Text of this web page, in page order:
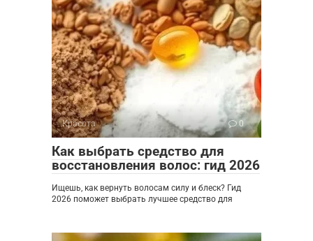
Красота 0
Как выбрать средство для
восстановления волос: гид 2026
Ищешь, как вернуть волосам силу и блеск? Гид
2026 поможет выбрать лучшее средство для